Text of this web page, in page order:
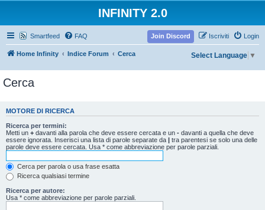
INFINITY 2.0
Smartfeed FAQ Login
Iscriviti
Join Discord
Home Infinity Indice Forum Cerca Select Language ▼
Cerca
MOTORE DI RICERCA
Ricerca per termini:
Metti un + davanti alla parola che deve essere cercata e un - davanti a quella che deve
essere ignorata. Inserisci una lista di parole separate da | tra parentesi se solo una delle
parole deve essere cercata. Usa * come abbreviazione per parole parziali.
Cerca per parola o usa frase esatta
Ricerca qualsiasi termine
Ricerca per autore:
Usa * come abbreviazione per parole parziali.